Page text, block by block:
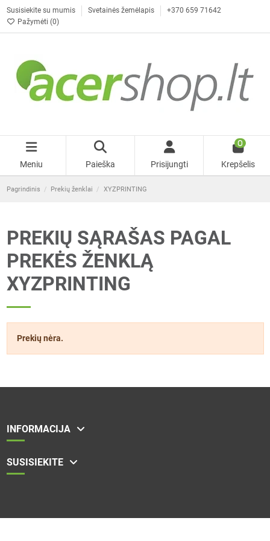
Susisiekite su mumis Svetainės žemėlapis
+370 659 71642
Pažymėti (0)
Meniu Paieška Prisijungti
0
Krepšelis
Pagrindinis Prekių ženklai XYZPRINTING
PREKIŲ SĄRAŠAS PAGAL
PREKĖS ŽENKLĄ
XYZPRINTING
Prekių nėra.
INFORMACIJA
SUSISIEKITE